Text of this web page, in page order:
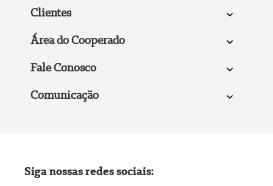
Clientes
Área do Cooperado
Fale Conosco
Comunicação
Siga nossas redes sociais: